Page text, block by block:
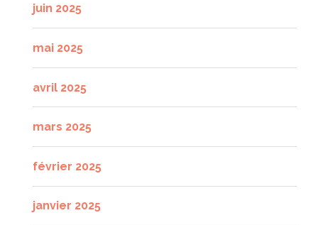
juin 2025
mai 2025
avril 2025
mars 2025
février 2025
janvier 2025